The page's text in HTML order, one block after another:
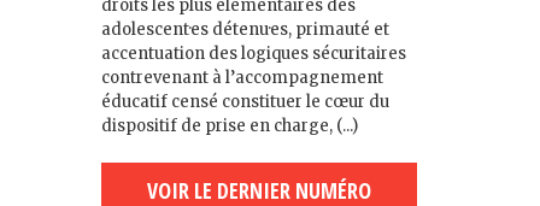
droits les plus élémentaires des
adolescent·es détenu·es, primauté et
accentuation des logiques sécuritaires
contrevenant à l’accompagnement
éducatif censé constituer le cœur du
dispositif de prise en charge, (...)
VOIR LE DERNIER NUMÉRO